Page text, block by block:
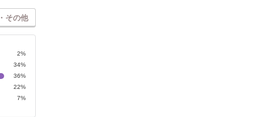
その他
2%
34%
36%
22%
7%